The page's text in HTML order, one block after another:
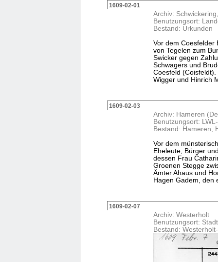
1609-02-01
Archiv:
Benutzungsort:
Bestand: Urkunden
Vor dem Coesfelder
von Tegelen zum
Swicker gegen
Schwagers und
Coesfeld
Wigger und Hinrich
1609-02-03
Archiv: Hameren
Benutzungsort:
Bestand: Hameren,
Vor dem
Eheleute, Bürger
dessen Frau
Groenen Stegge
Ämter Ahaus und
Hagen Gadem, den
1609-02-07
Archiv: Westerholt
Benutzungsort:
Bestand: